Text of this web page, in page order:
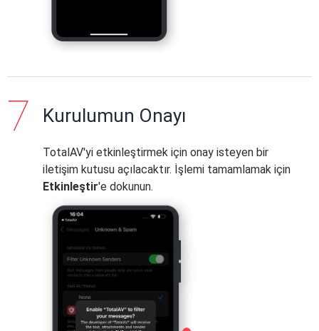
Kurulumun Onayı
TotalAV'yi etkinleştirmek için onay isteyen bir
iletişim kutusu açılacaktır. İşlemi tamamlamak için
Etkinleştir'e dokunun.